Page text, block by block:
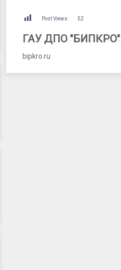
Post Views: 52
ГАУ ДПО "БИПКРО"
bipkro.ru